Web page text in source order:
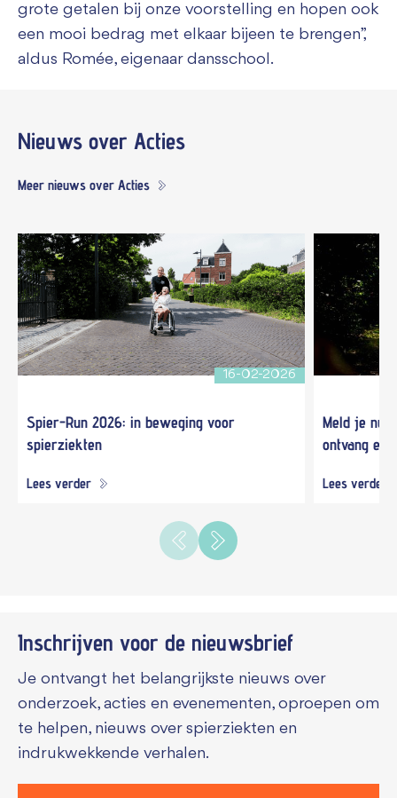
grote getalen bij onze voorstelling en hopen ook
een mooi bedrag met elkaar bijeen te brengen”,
aldus Romée, eigenaar dansschool.
Nieuws over Acties
Meer nieuws over Acties
16-02-2026
Spier-Run 2026: in beweging voor
spierziekten
Lees verder
Meld je nu
ontvang
Lees verder
Inschrijven voor de nieuwsbrief
Je ontvangt het belangrijkste nieuws over
onderzoek, acties en evenementen, oproepen om
te helpen, nieuws over spierziekten en
indrukwekkende verhalen.